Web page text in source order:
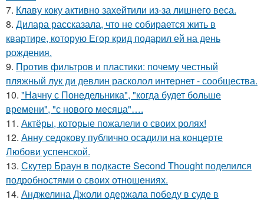
7. Клаву коку активно захейтили из-за лишнего веса.
8. Дилара рассказала, что не собирается жить в
квартире, которую Егор крид подарил ей на день
рождения.
9. Против фильтров и пластики: почему честный
пляжный лук ди девлин расколол интернет - сообщества.
10. "Начну с Понедельника", "когда будет больше
времени", "с нового месяца"….
11. Актёры, которые пожалели о своих ролях!
12. Анну седокову публично осадили на концерте
Любови успенской.
13. Скутер Браун в подкасте Second Thought поделился
подробностями о своих отношениях.
14. Анджелина Джоли одержала победу в суде в